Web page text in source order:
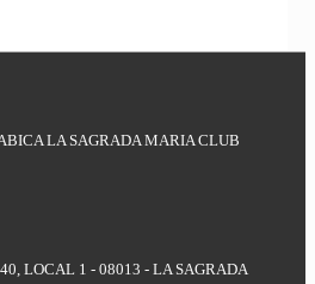
LA SAGRADA MARIA CLUB
LOCAL 1 - 08013 - LA SAGRADA